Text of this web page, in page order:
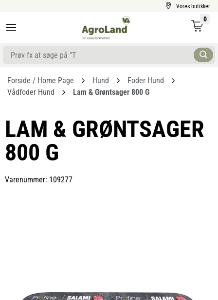
Vores butikker
0
Forside / Home Page Hund
Foder Hund
Vådfoder Hund
Lam & Grøntsager 800 G
LAM & GRØNTSAGER
800 G
Varenummer: 109277